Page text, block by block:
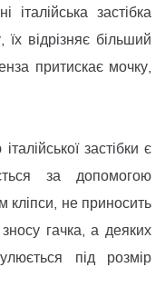
застібка
відрізняє більший
притискає мочку,
застібки є
за допомогою
кліпси, не приносить
гачка, а деяких
під розмір